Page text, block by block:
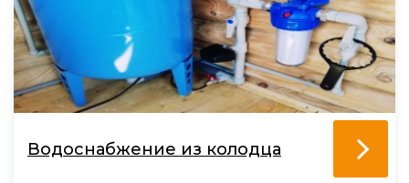
Водоснабжение из колодца